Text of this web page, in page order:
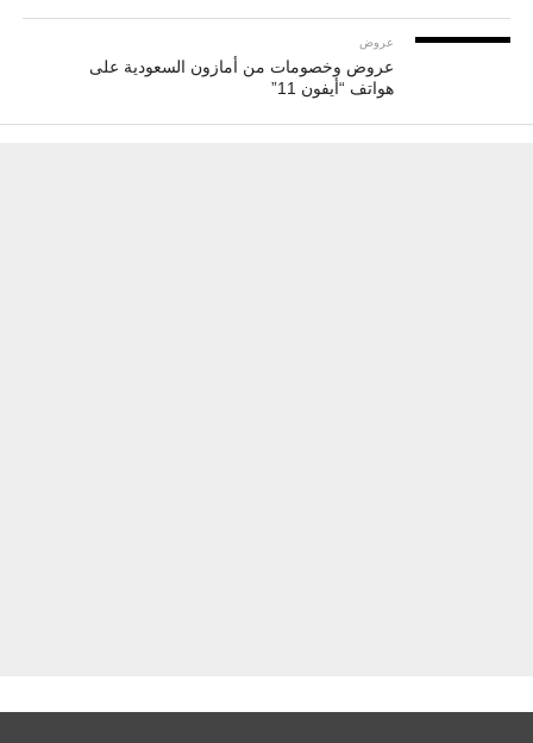
عروض
عروض وخصومات من أمازون السعودية على
هواتف “أيفون 11”